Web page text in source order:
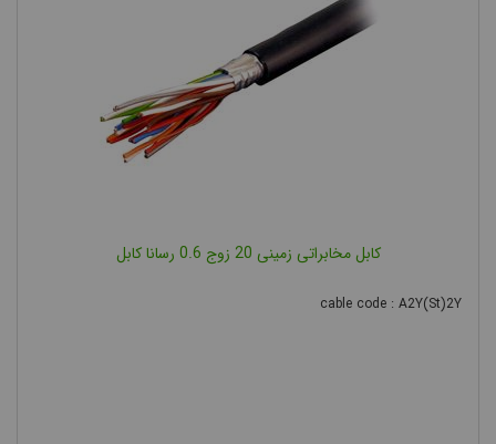
کابل مخابراتی زمینی 20 زوج 0.6 رسانا کابل
cable code : A2Y(St)2Y